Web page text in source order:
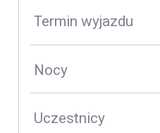
Termin wyjazdu
Nocy
Uczestnicy